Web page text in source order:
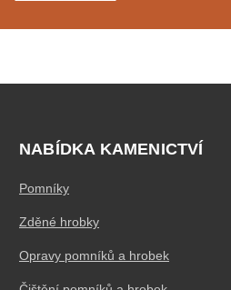
NABÍDKA KAMENICTVÍ
Pomníky
Zděné hrobky
Opravy pomníků a hrobek